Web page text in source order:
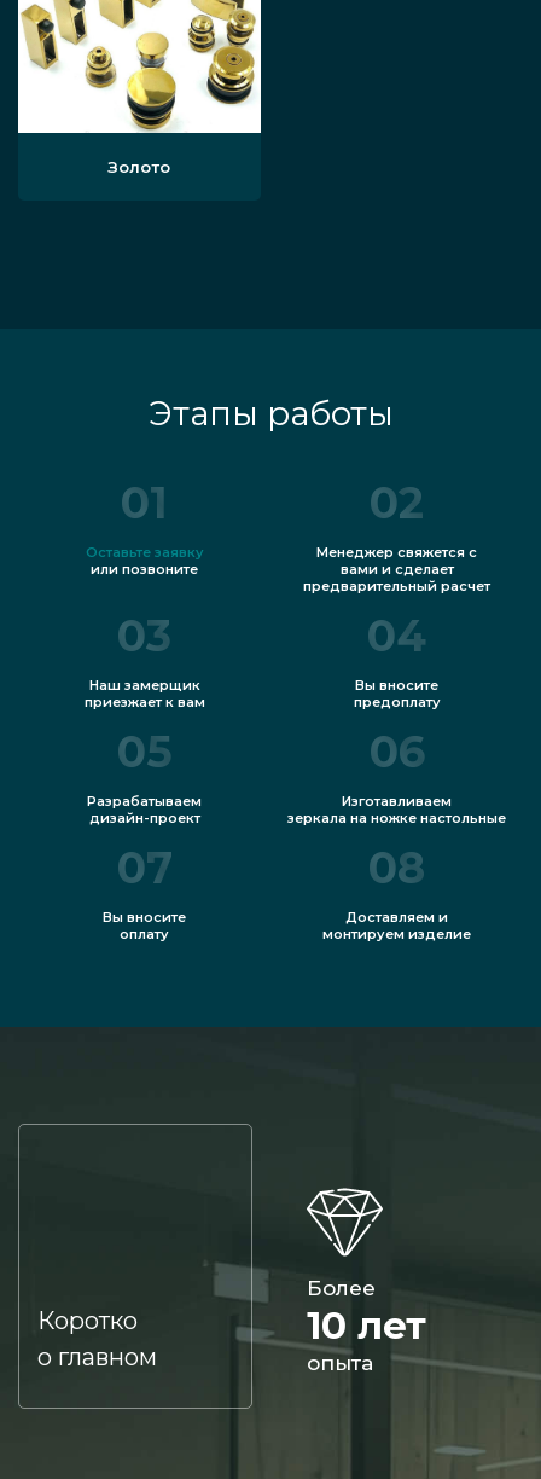
Золото
Этапы работы
01
Оставьте заявку
или позвоните
02
Менеджер свяжется с
вами и сделает
предварительный расчет
03
Наш замерщик
приезжает к вам
04
Вы вносите
предоплату
05
Разрабатываем
дизайн-проект
06
Изготавливаем
зеркала на ножке настольные
07
Вы вносите
оплату
08
Доставляем и
монтируем изделие
Коротко
о главном
Более
10 лет
опыта